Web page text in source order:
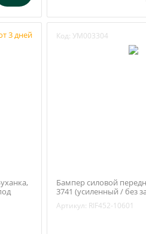
3 дней
/
Код: УМ003304
Бампер силовой
3741 (усиленный / без
РИФ (RIF452-10601)
Артикул: RIF452-10601